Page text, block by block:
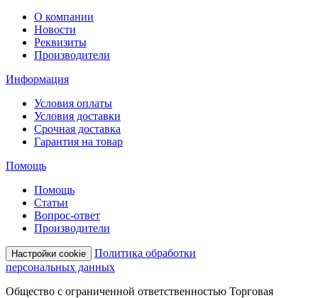
О компании
Новости
Реквизиты
Производители
Информация
Условия оплаты
Условия доставки
Срочная доставка
Гарантия на товар
Помощь
Помощь
Статьи
Вопрос-ответ
Производители
Настройки cookie
Политика обработки
персональных данных
Общество с ограниченной ответственностью Торговая